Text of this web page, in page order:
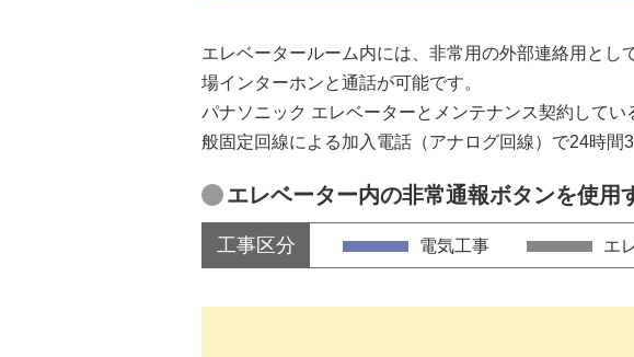
エレベータールーム内には、非常用の外部連絡用とし
場インターホンと通話が可能です。
パナソニック エレベーターとメンテナンス契約して
般固定回線による加入電話（アナログ回線）で24時間
エレベーター内の非常通報ボタンを使用
工事区分 電気工事 エ